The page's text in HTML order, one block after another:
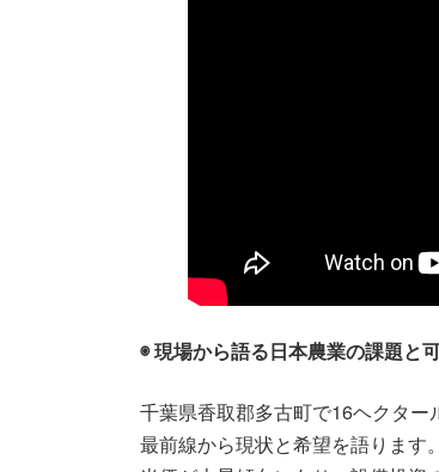
◉ 現場から語る日本農業の課題と
千葉県香取郡多古町で16ヘクタ
最前線から現状と希望を語ります